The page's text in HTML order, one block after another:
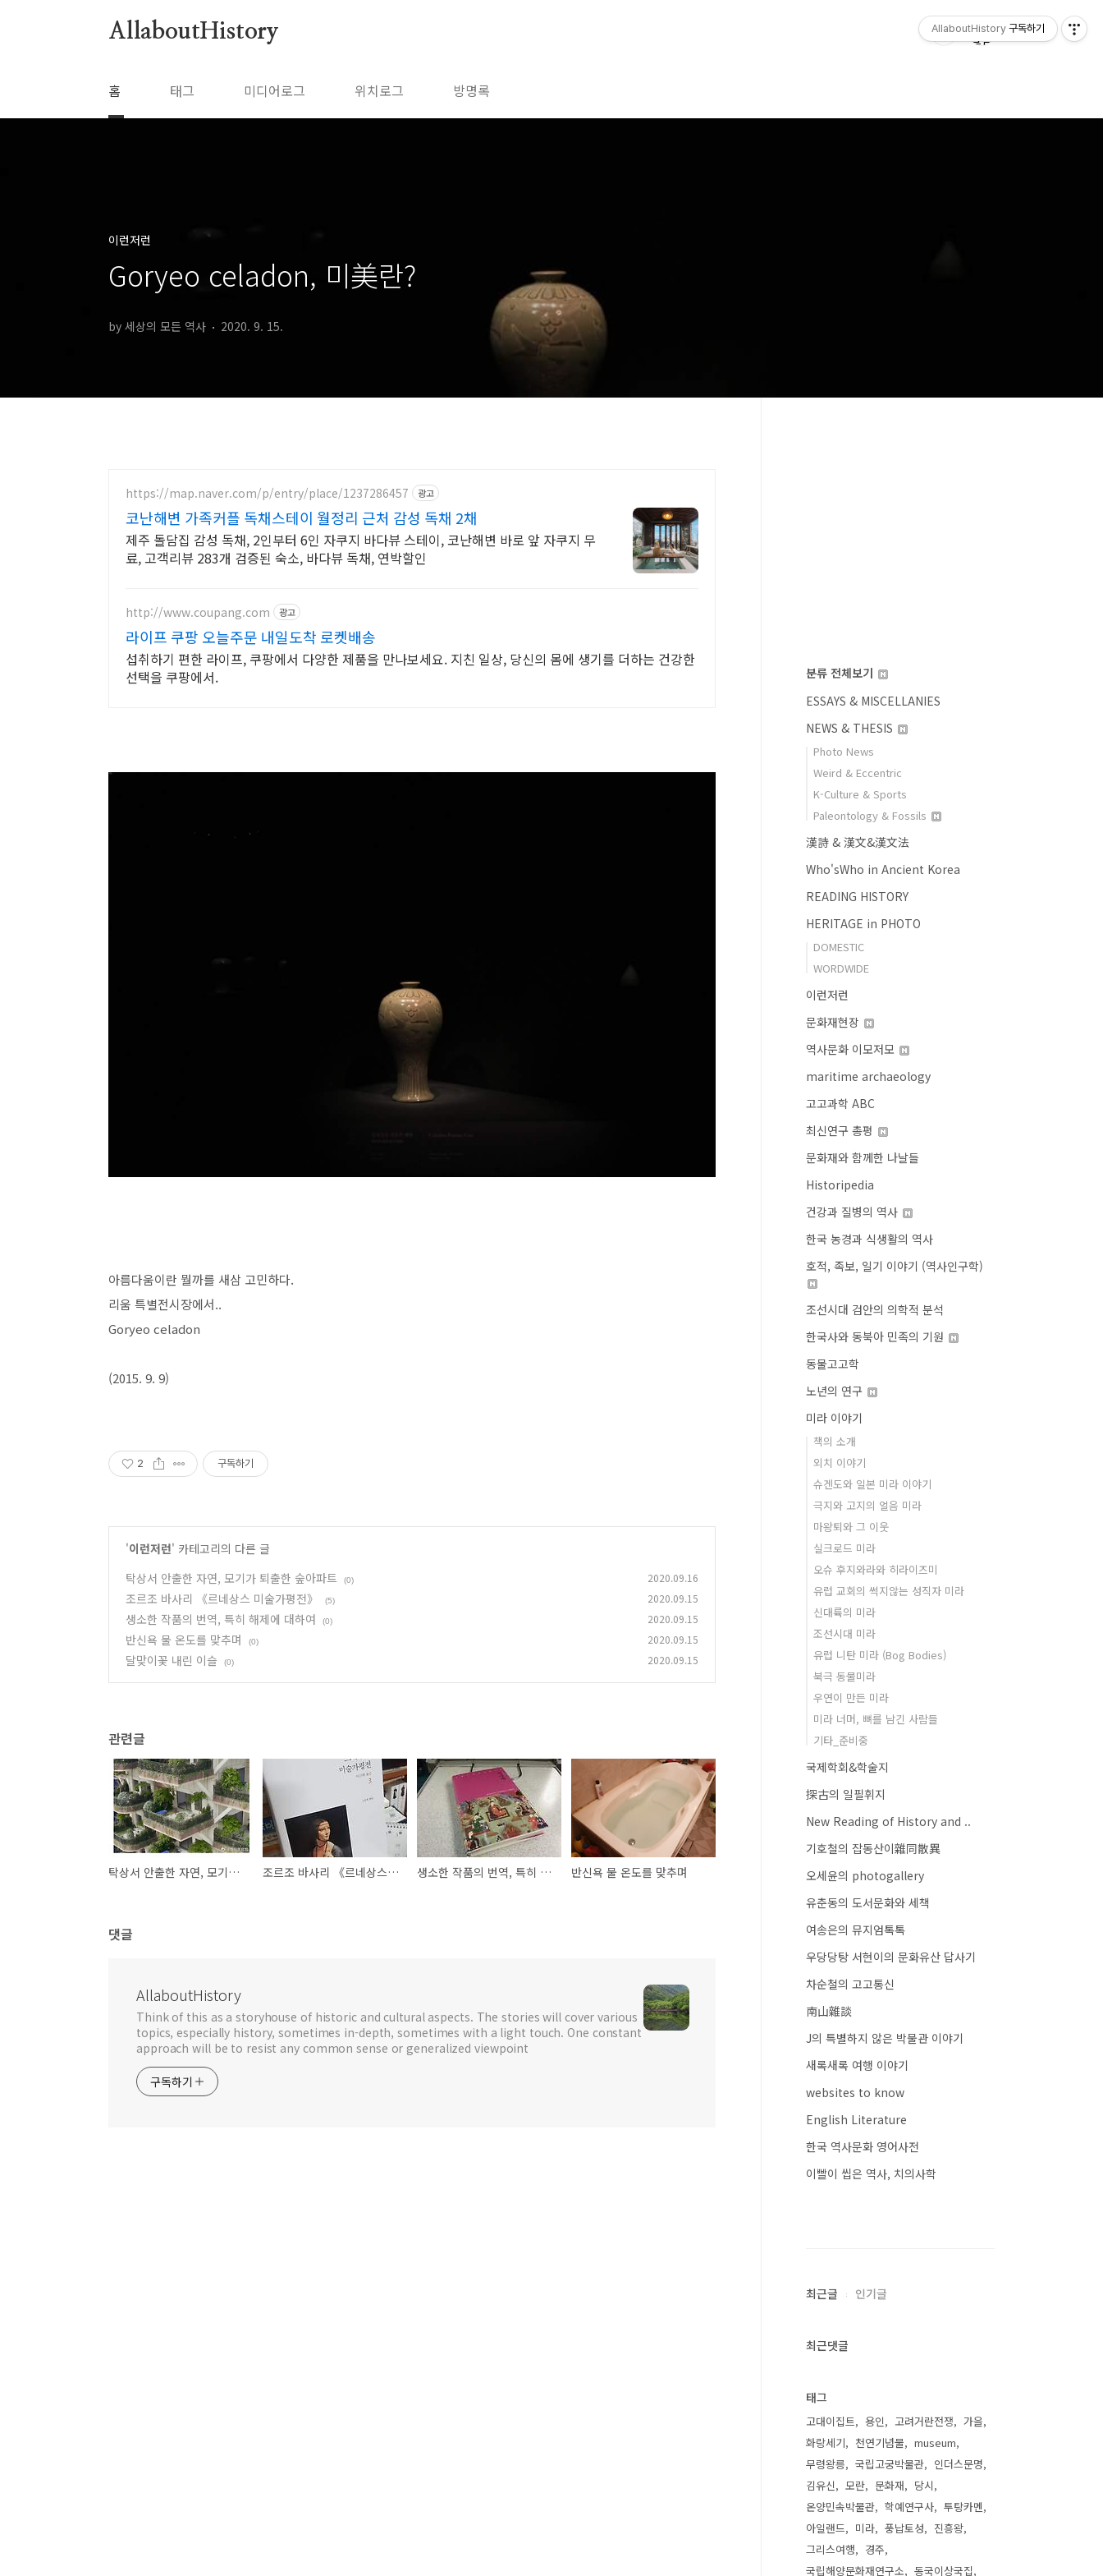
AllaboutHistory
홈 태그 미디어로그 위치로그 방명록
이런저런
Goryeo celadon, 미美란?
by 세상의 모든 역사 2020. 9. 15.
https://map.naver.com/p/entry/place/1237286457 광고
코난해변 가족커플 독채스테이 월정리 근처 감성 독채 2채
제주 돌담집 감성 독채, 2인부터 6인 자쿠지 바다뷰 스테이, 코난해변 바로 앞 자쿠지 무
료, 고객리뷰 283개 검증된 숙소, 바다뷰 독채, 연박할인
http://www.coupang.com 광고
라이프 쿠팡 오늘주문 내일도착 로켓배송
섭취하기 편한 라이프, 쿠팡에서 다양한 제품을 만나보세요. 지친 일상, 당신의 몸에 생기를 더하는 건강한
선택을 쿠팡에서.
아름다움이란 뭘까를 새삼 고민하다.
리움 특별전시장에서..
Goryeo celadon
(2015. 9. 9)
2 구독하기
'이런저런' 카테고리의 다른 글
탁상서 안출한 자연, 모기가 퇴출한 숲아파트
(0) 2020.09.16
조르조 바사리 《르네상스 미술가평전》 (5) 2020.09.15
생소한 작품의 번역, 특히 해제에 대하여 (0) 2020.09.15
반신욕 물 온도를 맞추며 (0) 2020.09.15
달맞이꽃 내린 이슬 (0) 2020.09.15
관련글
탁상서 안출한 자연, 모기가 퇴출한 숲아파트 조르조 바사리 《르네상스 미술가평전》 생소한 작품의 번역, 특히 해제에 대하여 반신욕 물 온도를 맞추며
댓글
AllaboutHistory
Think of this as a storyhouse of historic and cultural aspects. The stories will cover various
topics, especially history, sometimes in-depth, sometimes with a light touch. One constant
approach will be to resist any common sense or generalized viewpoint
구독하기
분류 전체보기
ESSAYS & MISCELLANIES
NEWS & THESIS
Photo News
Weird & Eccentric
K-Culture & Sports
Paleontology & Fossils
漢詩 & 漢文&漢文法
Who'sWho in Ancient Korea
READING HISTORY
HERITAGE in PHOTO
DOMESTIC
WORDWIDE
이런저런
문화재현장
역사문화 이모저모
maritime archaeology
고고과학 ABC
최신연구 총평
문화재와 함께한 나날들
Historipedia
건강과 질병의 역사
한국 농경과 식생활의 역사
호적, 족보, 일기 이야기 (역사인구학)
조선시대 검안의 의학적 분석
한국사와 동북아 민족의 기원
동물고고학
노년의 연구
미라 이야기
책의 소개
외치 이야기
슈겐도와 일본 미라 이야기
극지와 고지의 얼음 미라
마왕퇴와 그 이웃
실크로드 미라
오슈 후지와라와 히라이즈미
유럽 교회의 썩지않는 성직자 미라
신대륙의 미라
조선시대 미라
유럽 니탄 미라 (Bog Bodies)
북극 동물미라
우연이 만든 미라
미라 너머, 뼈를 남긴 사람들
기타_준비중
국제학회&학술지
探古의 일필휘지
New Reading of History and ..
기호철의 잡동산이雜同散異
오세윤의 photogallery
유춘동의 도서문화와 세책
여송은의 뮤지엄톡톡
우당당탕 서현이의 문화유산 답사기
차순철의 고고통신
南山雜談
J의 특별하지 않은 박물관 이야기
새록새록 여행 이야기
websites to know
English Literature
한국 역사문화 영어사전
이빨이 씹은 역사, 치의사학
최근글 인기글
최근댓글
태그
고대이집트 용인 고려거란전쟁
가을
화랑세기
천연기념물
museum
무령왕릉
국립고궁박물관
인더스문명
김유신
모란 문화재
당시
온양민속박물관
학예연구사
투탕카멘
아일랜드
미라 풍납토성
진흥왕
그리스여행
경주
국립해양문화재연구소
동국이상국집
AllaboutHistory 구독하기